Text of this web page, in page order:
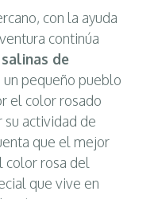
con la ayuda
continúa
de
un pequeño pueblo
el color rosado
su actividad de
que el mejor
color rosa del
que vive en